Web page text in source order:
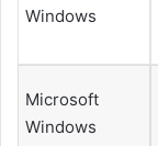
Windows
Microsoft
Windows